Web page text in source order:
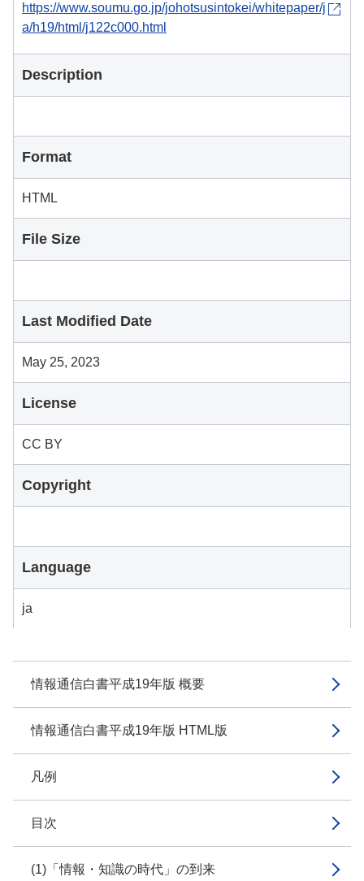
情報通信白書平成19年版 概要
情報通信白書平成19年版 HTML版
凡例
目次
(1)「情報・知識の時代」の到来
https://www.soumu.go.jp/johotsusintokei/whitepaper/j
a/h19/html/j122c000.html
Description
Format
HTML
File Size
Last Modified Date
May 25, 2023
License
CC BY
Copyright
Language
ja